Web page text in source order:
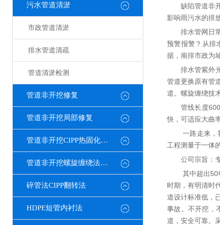
污水管道清淤
市政管道清淤
排水管道清疏
管道清淤检测
管道非开挖修复
管道非开挖局部修复
管道非开挖CIPP热固化修复
管道非开挖螺旋缠绕法修复
碎管法CIPP翻转法
HDPE短管内衬法
缺陷管道非
影响雨污水的排
排水管网日
预警报警？从排
据，南排市政为
排水管紫外
管道更换原有管
道。螺旋缠绕技
管线长度
快，可适应大曲
一路走来，
工程测量于一体
公司宗旨：
其中超出50
时期，有明清时
道设计标准低，
事故。不开挖，
道，安全可靠。